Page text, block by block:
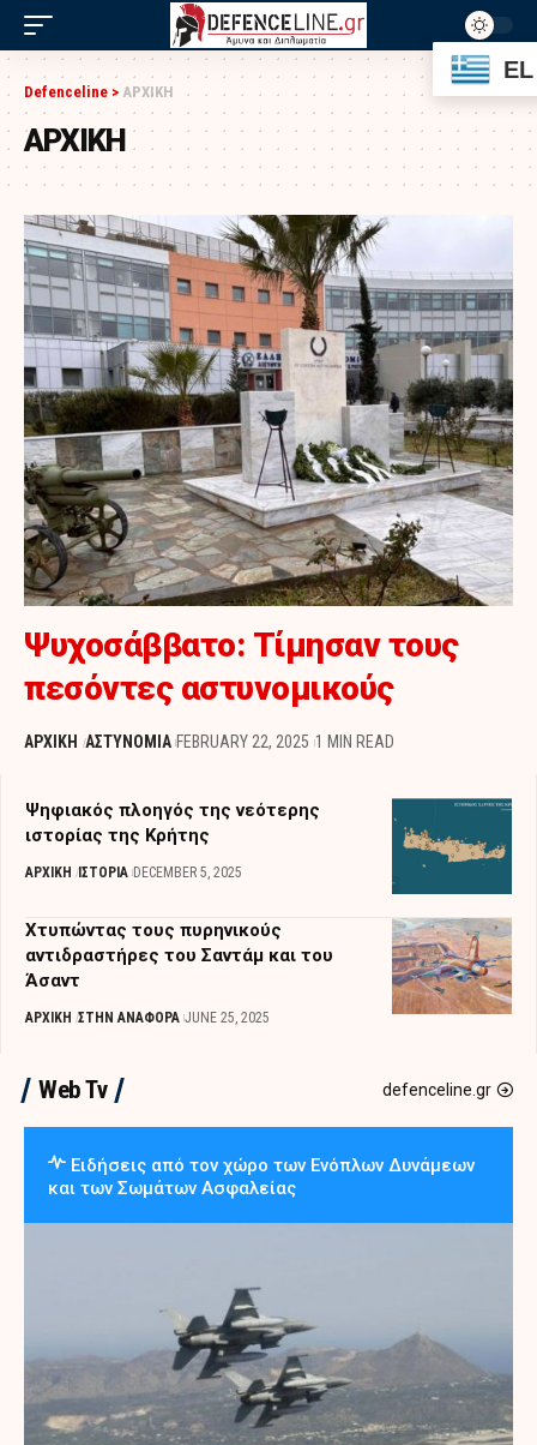
Defenceline > ΑΡΧΙΚΗ
ΑΡΧΙΚΗ
Ψυχοσάββατο: Τίμησαν τους
πεσόντες αστυνομικούς
ΑΡΧΙΚΗ ΑΣΤΥΝΟΜΙΑ FEBRUARY 22, 2025 1 MIN READ
Ψηφιακός πλοηγός της νεότερης
ιστορίας της Κρήτης
ΑΡΧΙΚΗ ΙΣΤΟΡΙΑ DECEMBER 5, 2025
Χτυπώντας τους πυρηνικούς
αντιδραστήρες του Σαντάμ και του
Άσαντ
ΑΡΧΙΚΗ ΣΤΗΝ ΑΝΑΦΟΡΑ JUNE 25, 2025
Web Tv defenceline.gr
Ειδήσεις από τον χώρο των Ενόπλων Δυνάμεων
και των Σωμάτων Ασφαλείας
EL